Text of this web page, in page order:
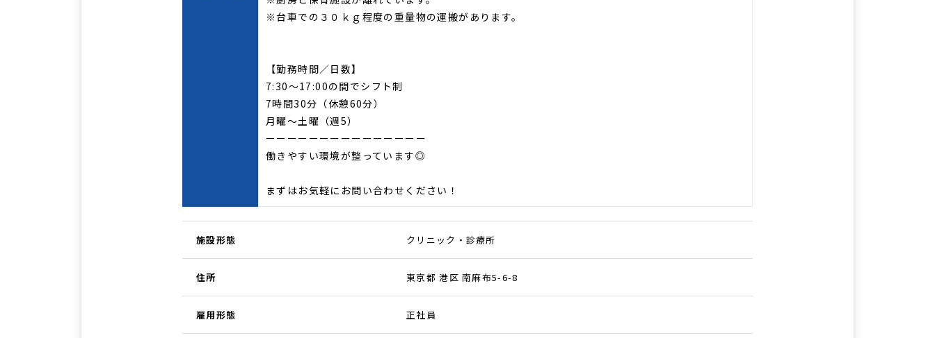
※台車での３０ｋｇ程度の重量物の運搬があります。
【勤務時間／日数】
7:30～17:00の間でシフト制
7時間30分（休憩60分）
月曜～土曜（週5）
ーーーーーーーーーーーーーーー
働きやすい環境が整っています◎
まずはお気軽にお問い合わせください！
施設形態 クリニック・診療所
住所 東京都 港区 南麻布5-6-8
雇用形態 正社員